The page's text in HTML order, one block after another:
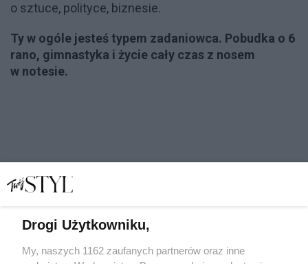
o sztuce, polityce, biznesie.
Ty w ogóle jesteś typem zadaniowca. Pobudka o 6
rano, gimnastyka i życie cały czas z nosem
w notesie.
Drogi Użytkowniku,
My, naszych 1162 zaufanych partnerów oraz inne